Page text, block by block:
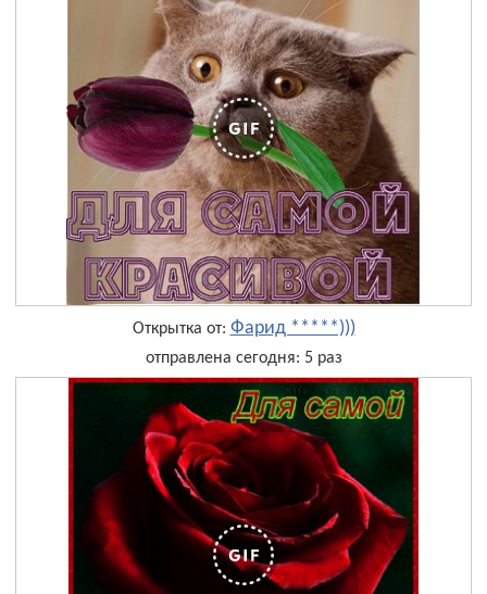
Открытка от: Фарид *****)))
отправлена сегодня: 5 раз